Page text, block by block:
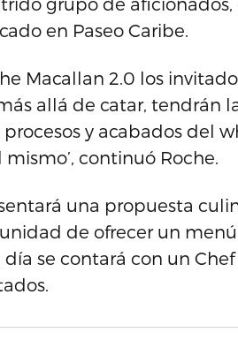
en Paseo Caribe.
Macallan 2.0 los
allá de catar, tendrán
y acabados del
continuó Roche.
una propuesta
de ofrecer un
se contará con un